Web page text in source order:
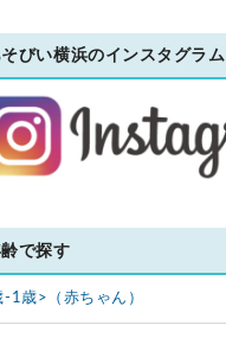
びい横浜のインスタグラム
で探す
-1歳>（赤ちゃん）